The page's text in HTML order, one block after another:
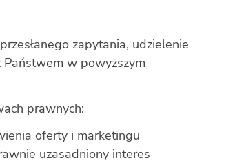
zapytania, udzielenie
w powyższym
prawnych:
oferty i marketingu
uzasadniony interes